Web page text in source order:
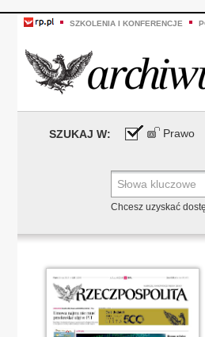
SZKOLENIA I KONFERENCJE
SZUKAJ W: Prawo
Chcesz uzyskać